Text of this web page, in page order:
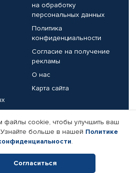
на обработку
персональных данных
Политика
конфиденциальности
Согласие на получение
рекламы
О нас
Карта сайта
Реквизиты компании
файлы cookie, чтобы улучшить ваш
Узнайте больше в нашей Политике
.
Согласиться